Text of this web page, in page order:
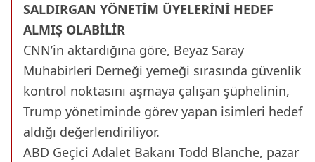
SALDIRGAN YÖNETİM ÜYELERİNİ HEDEF
ALMIŞ OLABİLİR
CNN’in aktardığına göre, Beyaz Saray
Muhabirleri Derneği yemeği sırasında güvenlik
kontrol noktasını aşmaya çalışan şüphelinin,
Trump yönetiminde görev yapan isimleri hedef
aldığı değerlendiriliyor.
ABD Geçici Adalet Bakanı Todd Blanche, pazar